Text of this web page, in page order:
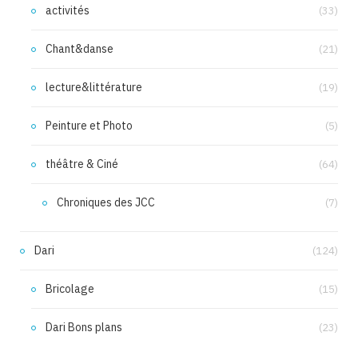
activités (33)
Chant&danse (21)
lecture&littérature (19)
Peinture et Photo (5)
théâtre & Ciné (64)
Chroniques des JCC (7)
Dari (124)
Bricolage (15)
Dari Bons plans (23)